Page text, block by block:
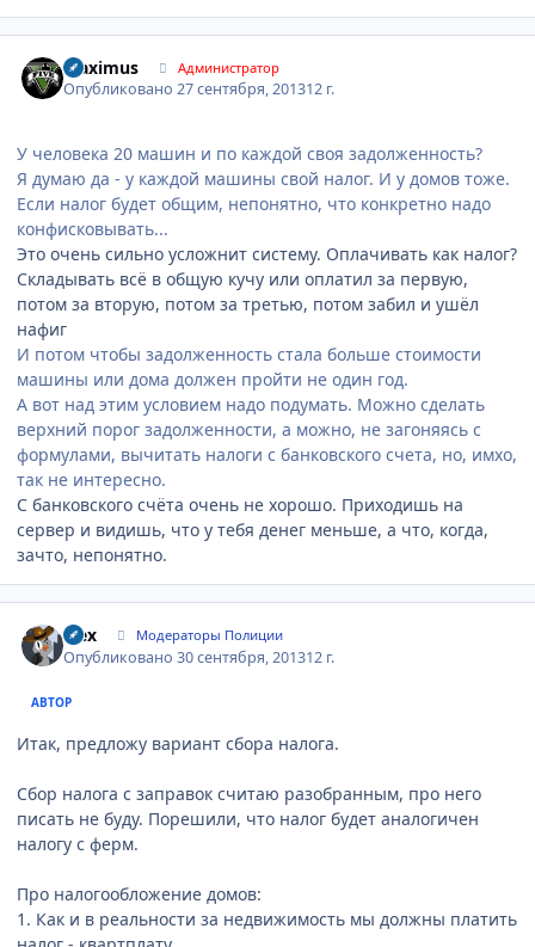
Maximus Администратор
Опубликовано27 сентября, 201312 г.
У человека 20 машин и по каждой своя задолженность?
Я думаю да - у каждой машины свой налог. И у домов тоже.
Если налог будет общим, непонятно, что конкретно надо
конфисковывать...
Это очень сильно усложнит систему. Оплачивать как налог?
Складывать всё в общую кучу или оплатил за первую,
потом за вторую, потом за третью, потом забил и ушёл
нафиг
И потом чтобы задолженность стала больше стоимости
машины или дома должен пройти не один год.
А вот над этим условием надо подумать. Можно сделать
верхний порог задолженности, а можно, не загоняясь с
формулами, вычитать налоги с банковского счета, но, имхо,
так не интересно.
С банковского счёта очень не хорошо. Приходишь на
сервер и видишь, что у тебя денег меньше, а что, когда,
зачто, непонятно.
wex Модераторы Полиции
Опубликовано30 сентября, 201312 г.
АВТОР
Итак, предложу вариант сбора налога.
Сбор налога с заправок считаю разобранным, про него
писать не буду. Порешили, что налог будет аналогичен
налогу с ферм.
Про налогообложение домов:
1. Как и в реальности за недвижимость мы должны платить